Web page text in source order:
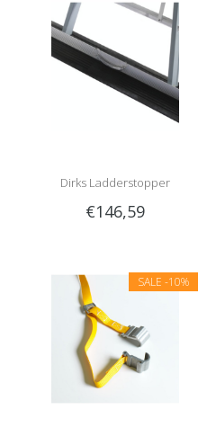
Dirks Ladderstopper
€146,59
SALE -10%